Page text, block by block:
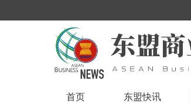
首页 东盟快讯